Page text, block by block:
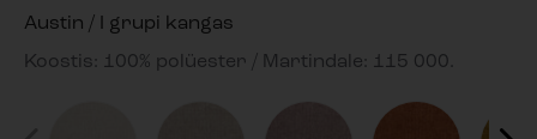
Austin / I grupi kangas
Koostis: 100% polüester / Martindale: 115 000.